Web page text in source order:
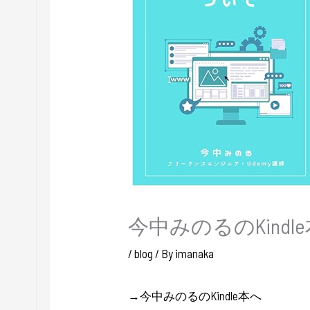
今中みのるの
/blog / By imanaka
→今中みのるのKindle本へ